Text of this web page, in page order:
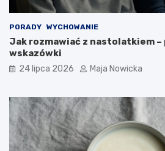
PORADY WYCHOWANIE
Jak rozmawiać z nastolatkiem
wskazówki
24 lipca 2026 Maja Nowicka